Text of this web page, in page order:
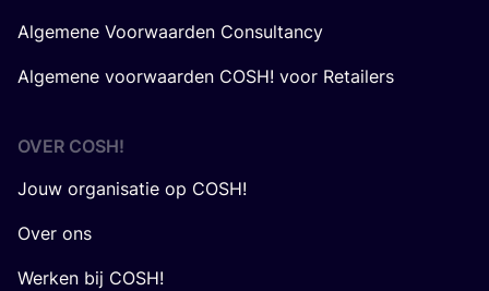
Algemene Voorwaarden Consultancy
Algemene voorwaarden COSH! voor Retailers
OVER COSH!
Jouw organisatie op COSH!
Over ons
Werken bij COSH!